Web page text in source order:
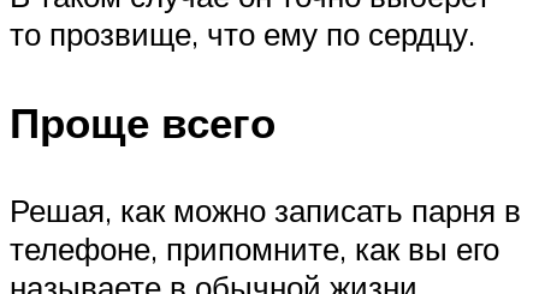
то прозвище, что ему по сердцу.
Проще всего
Решая, как можно записать парня в
телефоне, припомните, как вы его